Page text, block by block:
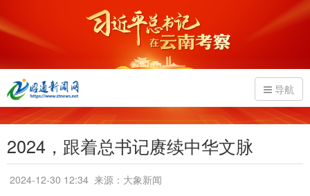
导航
2024，跟着总书记赓续中华文脉
2024-12-30 12:34 来源：大象新闻